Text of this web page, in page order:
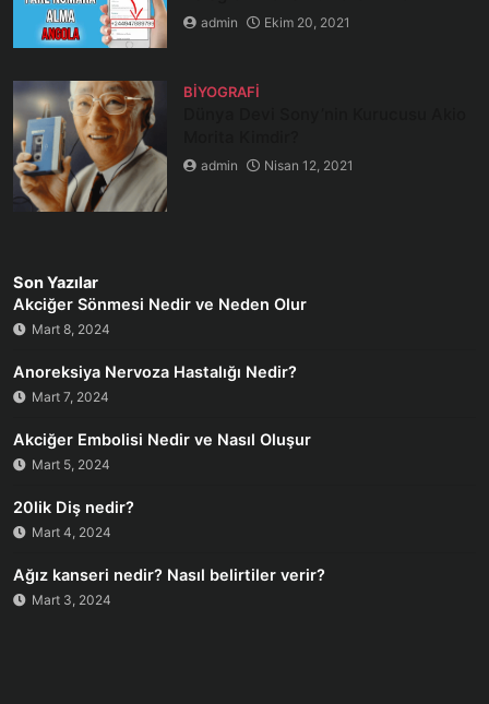
admin Ekim 20, 2021
BIYOGRAFI
admin Nisan 12, 2021
Son Yazılar
Akciğer Sönmesi Nedir ve Neden Olur
Mart 8, 2024
Anoreksiya Nervoza Hastalığı Nedir?
Mart 7, 2024
Akciğer Embolisi Nedir ve Nasıl Oluşur
Mart 5, 2024
20lik Diş nedir?
Mart 4, 2024
Ağız kanseri nedir? Nasıl belirtiler verir?
Mart 3, 2024